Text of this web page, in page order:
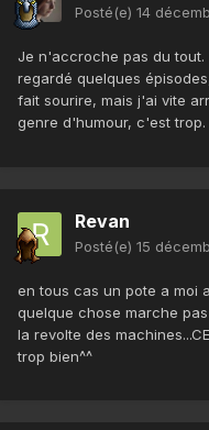
Posté(e) 14
Je n'accroche pas du
regardé quelques
fait sourire, mais j'ai vite
genre d'humour, c'est trop.
Revan
Posté(e) 15
en tous cas un pote a moi
quelque chose marche
la revolte des
trop bien^^